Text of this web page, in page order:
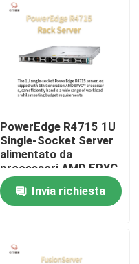
PowerEdge R4715 1U
Single-Socket Server
alimentato da
processori AMD EPYC
di 5a generazione
Invia richiesta